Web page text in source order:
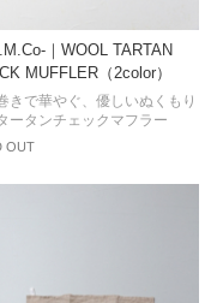
｜WOOL TARTAN
MUFFLER（2color）
OUT
きで華やぐ、優しいぬくもり
ータンチェックマフラー